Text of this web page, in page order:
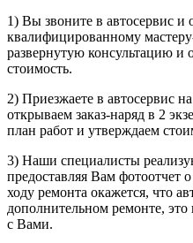
1) Вы звоните в автосервис и
квалифицированному
развернутую консультацию и
стоимость.
2) Приезжаете в автосервис
открываем заказ-наряд в 2
план работ и утверждаем
3) Наши специалисты
предоставляя Вам фотоотчет
ходу ремонта окажется, что
дополнительном ремонте, это
с Вами.